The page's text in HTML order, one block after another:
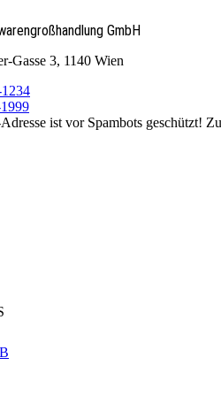
GmbH
Gasse 3, 1140 Wien
ist vor Spambots geschützt!